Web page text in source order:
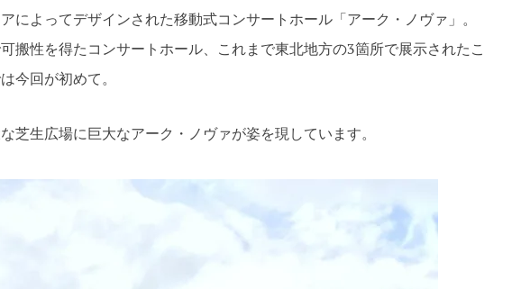
によってデザインされた移動式コンサートホール「アーク・ノヴァ」。
搬性を得たコンサートホール、これまで東北地方の3箇所で展示されたこ
今回が初めて。
芝生広場に巨大なアーク・ノヴァが姿を現しています。